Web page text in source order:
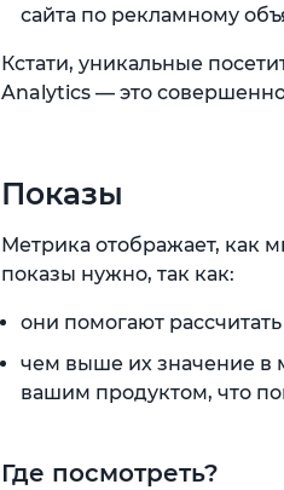
сайта по рекламному
Кстати, уникальные
Analytics — это
Показы
Метрика отображает, как
показы нужно, так как:
они помогают рассчитать
чем выше их значение в
вашим продуктом, что
Где посмотреть?